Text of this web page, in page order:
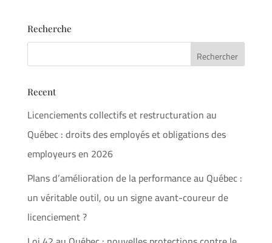
Recherche
Recent
Licenciements collectifs et restructuration au
Québec : droits des employés et obligations des
employeurs en 2026
Plans d’amélioration de la performance au Québec :
un véritable outil, ou un signe avant-coureur de
licenciement ?